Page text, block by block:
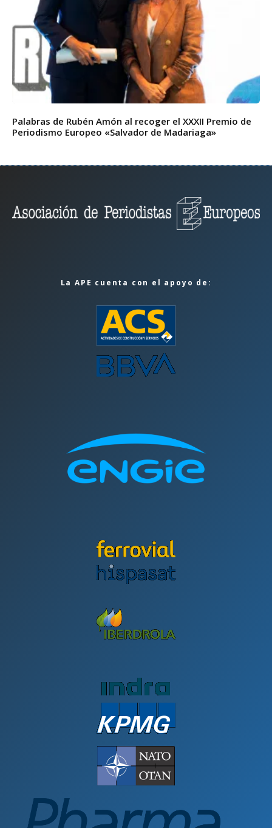
Palabras de Rubén Amón al recoger el XXXII Premio de
Periodismo Europeo «Salvador de Madariaga»
La APE cuenta con el apoyo de: